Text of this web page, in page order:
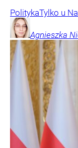
PolitykaTylko u
Agnieszka